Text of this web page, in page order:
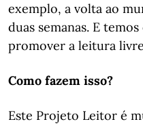
exemplo, a volta ao
duas semanas. E
promover a leitura
Como fazem isso?
Este Projeto Leitor é